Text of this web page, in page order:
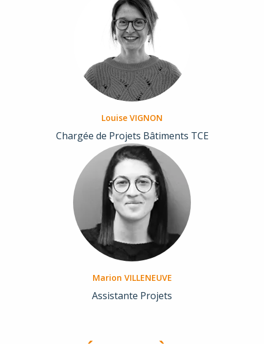
Louise VIGNON
Chargée de Projets Bâtiments TCE
Marion VILLENEUVE
Assistante Projets